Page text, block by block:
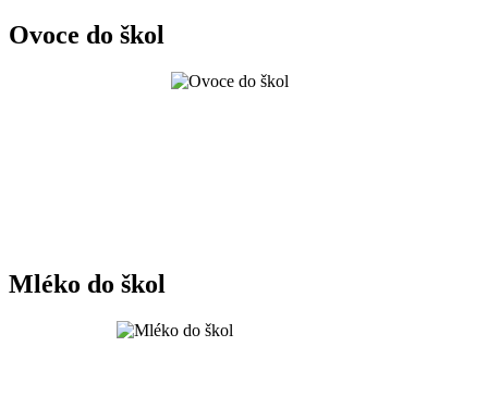
Ovoce do škol
Mléko do škol